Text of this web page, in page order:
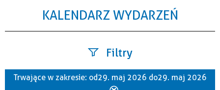
KALENDARZ WYDARZEŃ
Filtry
Szukana fraza
Trwające w zakresie: od 29. maj 2026 do 29. maj 2026